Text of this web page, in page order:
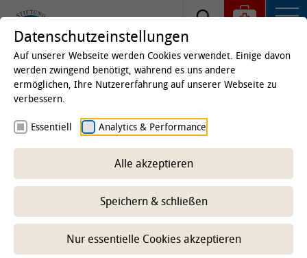
Startseite
Forschung
-- Unterbereich wählen --
LAUFENDE PROJEKTE
Datenschutzeinstellungen
Auf unserer Webseite werden Cookies verwendet. Einige davon
werden zwingend benötigt, während es uns andere
ermöglichen, Ihre Nutzererfahrung auf unserer Webseite zu
verbessern.
Essentiell Analytics & Performance
Alle akzeptieren
Speichern & schließen
Nur essentielle Cookies akzeptieren